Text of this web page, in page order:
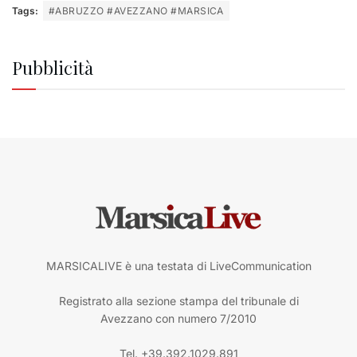
Tags: #ABRUZZO #AVEZZANO #MARSICA
Pubblicità
MARSICALIVE è una testata di LiveCommunication
Registrato alla sezione stampa del tribunale di
Avezzano con numero 7/2010
Tel. +39.392.1029.891